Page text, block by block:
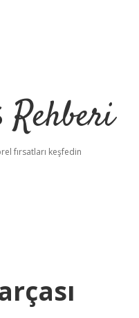
fırsatları keşfedin